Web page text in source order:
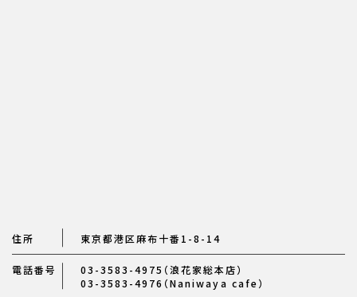
住所 東京都港区麻布十番1-8-14
電話番号
03-3583-4975（浪花家総本店）
03-3583-4976（Naniwaya cafe）